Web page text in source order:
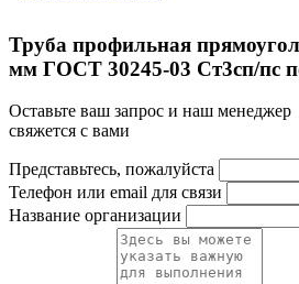
Труба профильная
мм ГОСТ 30245-03 Ст3сп/пс
Оставьте ваш запрос и наш менеджер
свяжется с вами
Представьтесь, пожалуйста
Телефон или email для связи
Название организации